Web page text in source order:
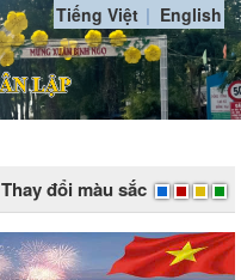
Tiếng Việt English
Thay đổi màu sắc